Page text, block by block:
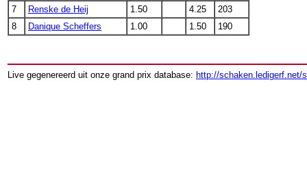
7 Renske de Heij 1.50 4.25
203
8
Danique Scheffers 1.00 1.50 190
Live gegenereerd uit onze grand prix database: http://schaken.ledigerf.net/